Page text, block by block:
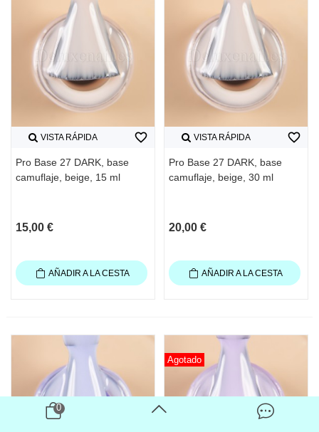
VISTA RÁPIDA
Pro Base 27 DARK, base
camuflaje, beige, 15 ml
15,00 €
favorite_border
AÑADIR A LA CESTA
VISTA RÁPIDA
Pro Base 27 DARK, base
camuflaje, beige, 30 ml
20,00 €
favorite_border
AÑADIR A LA CESTA
Agotado
0